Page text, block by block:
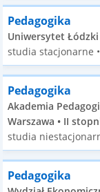
Pedagogika
Uniwersytet Łódzki
studia stacjonarne
Pedagogika
Akademia
Warszawa • II
studia
Pedagogika